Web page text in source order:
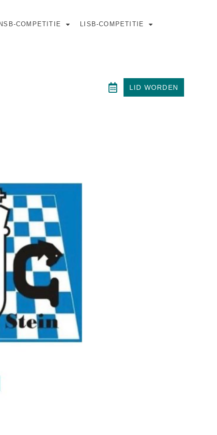
COMPETITIE LISB-COMPETITIE
LID WORDEN